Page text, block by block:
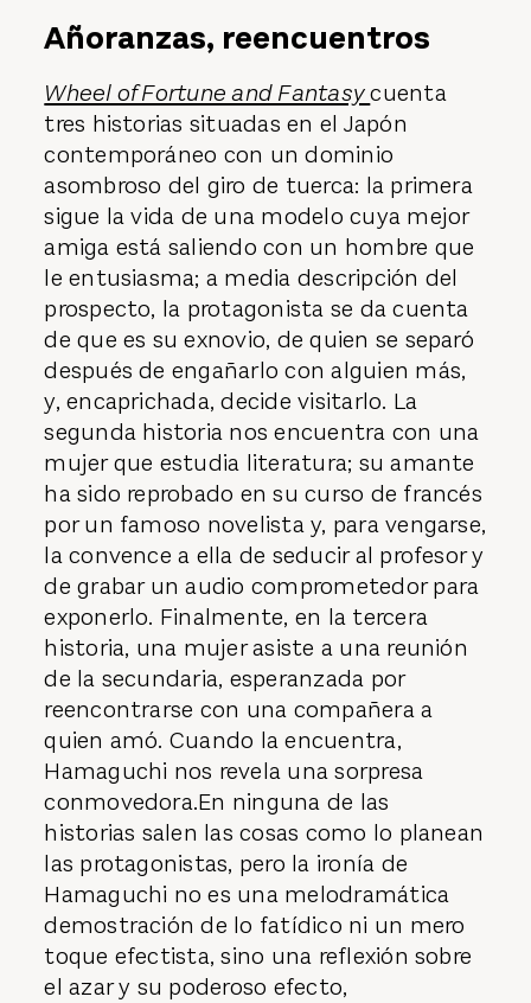
Añoranzas, reencuentros
Wheel of Fortune and Fantasycuenta
tres historias situadas en el Japón
contemporáneo con un dominio
asombroso del giro de tuerca: la primera
sigue la vida de una modelo cuya mejor
amiga está saliendo con un hombre que
le entusiasma; a media descripción del
prospecto, la protagonista se da cuenta
de que es su exnovio, de quien se separó
después de engañarlo con alguien más,
y, encaprichada, decide visitarlo. La
segunda historia nos encuentra con una
mujer que estudia literatura; su amante
ha sido reprobado en su curso de francés
por un famoso novelista y, para vengarse,
la convence a ella de seducir al profesor y
de grabar un audio comprometedor para
exponerlo. Finalmente, en la tercera
historia, una mujer asiste a una reunión
de la secundaria, esperanzada por
reencontrarse con una compañera a
quien amó. Cuando la encuentra,
Hamaguchi nos revela una sorpresa
conmovedora.En ninguna de las
historias salen las cosas como lo planean
las protagonistas, pero la ironía de
Hamaguchi no es una melodramática
demostración de lo fatídico ni un mero
toque efectista, sino una reflexión sobre
el azar y su poderoso efecto,